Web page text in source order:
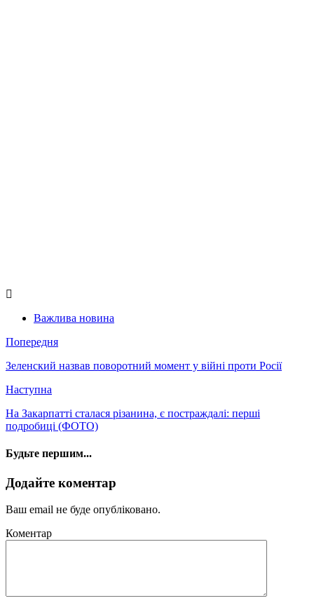
Важлива новина
Попередня
Зеленский назвав поворотний момент у війні проти Росії
Наступна
На Закарпатті сталася різанина, є постраждалі: перші
подробиці (ФОТО)
Будьте першим...
Додайте коментар
Ваш email не буде опубліковано.
Коментар